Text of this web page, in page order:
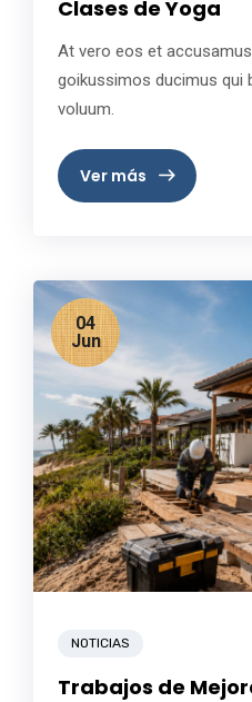
Clases de Yoga
At vero eos et
goikussimos ducimus qui
voluum.
Ver más
04
Jun
NOTICIAS
Trabajos de